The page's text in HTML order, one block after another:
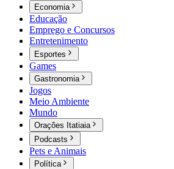
Economia
Educação
Emprego e Concursos
Entretenimento
Esportes
Games
Gastronomia
Jogos
Meio Ambiente
Mundo
Orações Itatiaia
Podcasts
Pets e Animais
Política